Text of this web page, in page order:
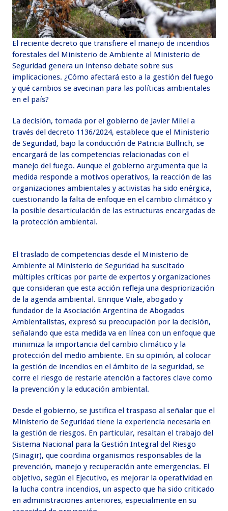
El reciente decreto que transfiere el manejo de incendios
forestales del Ministerio de Ambiente al Ministerio de
Seguridad genera un intenso debate sobre sus
implicaciones. ¿Cómo afectará esto a la gestión del fuego
y qué cambios se avecinan para las políticas ambientales
en el país?
La decisión, tomada por el gobierno de Javier Milei a
través del decreto 1136/2024, establece que el Ministerio
de Seguridad, bajo la conducción de Patricia Bullrich, se
encargará de las competencias relacionadas con el
manejo del fuego. Aunque el gobierno argumenta que la
medida responde a motivos operativos, la reacción de las
organizaciones ambientales y activistas ha sido enérgica,
cuestionando la falta de enfoque en el cambio climático y
la posible desarticulación de las estructuras encargadas de
la protección ambiental.
El traslado de competencias desde el Ministerio de
Ambiente al Ministerio de Seguridad ha suscitado
múltiples críticas por parte de expertos y organizaciones
que consideran que esta acción refleja una despriorización
de la agenda ambiental. Enrique Viale, abogado y
fundador de la Asociación Argentina de Abogados
Ambientalistas, expresó su preocupación por la decisión,
señalando que esta medida va en línea con un enfoque que
minimiza la importancia del cambio climático y la
protección del medio ambiente. En su opinión, al colocar
la gestión de incendios en el ámbito de la seguridad, se
corre el riesgo de restarle atención a factores clave como
la prevención y la educación ambiental.
Desde el gobierno, se justifica el traspaso al señalar que el
Ministerio de Seguridad tiene la experiencia necesaria en
la gestión de riesgos. En particular, resaltan el trabajo del
Sistema Nacional para la Gestión Integral del Riesgo
(Sinagir), que coordina organismos responsables de la
prevención, manejo y recuperación ante emergencias. El
objetivo, según el Ejecutivo, es mejorar la operatividad en
la lucha contra incendios, un aspecto que ha sido criticado
en administraciones anteriores, especialmente en su